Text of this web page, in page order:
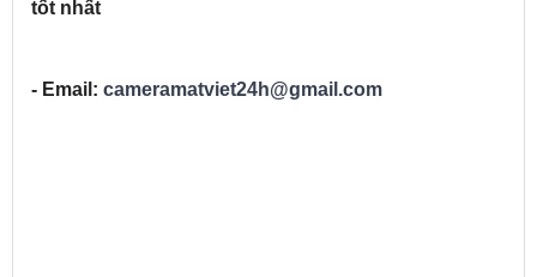
tốt nhất
- Email: cameramatviet24h@gmail.com